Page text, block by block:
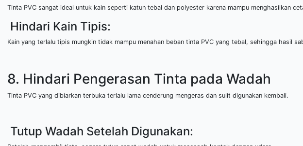
Tinta PVC sangat ideal untuk kain seperti katun tebal dan polyester karena mampu menghasilkan
Hindari Kain Tipis:
Kain yang terlalu tipis mungkin tidak mampu menahan beban tinta PVC yang tebal, sehingga hasil
8. Hindari Pengerasan Tinta pada Wadah
Tinta PVC yang dibiarkan terbuka terlalu lama cenderung mengeras dan sulit digunakan kembali.
Tutup Wadah Setelah Digunakan: